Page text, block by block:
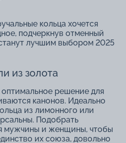
кольца хочется
подчеркнув отменный
лучшим выбором 2025
из золота
решение для
канонов. Идеально
из лимонного или
Подобрать
мужчины и женщины, чтобы
их союза, довольно